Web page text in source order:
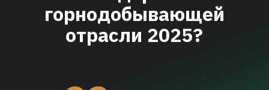
промышленности
в России
вопросы отрасли, технологии и тренды